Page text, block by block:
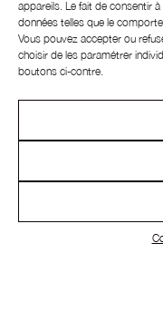
appareils. Le fait de consentir
données telles que le
Vous pouvez accepter ou
choisir de les paramétrer
boutons ci-contre.
orientalistes,
médiévales
et des jersey
Baptisée ‘Fluid
Prada
démonstration
d’essentialité
lui donnant une